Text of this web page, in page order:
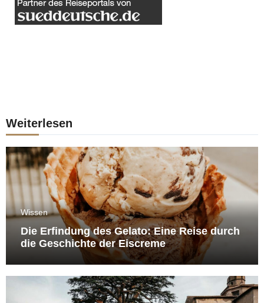
Weiterlesen
Wissen
Die Erfindung des Gelato: Eine Reise durch
die Geschichte der Eiscreme